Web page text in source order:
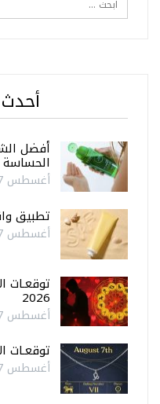
أفضل
الحساسة
أغسطس 7, 2026
تطبيق
أغسطس 7, 2026
2026
أغسطس 7, 2026
توقعـات
أغسطس 7, 2026